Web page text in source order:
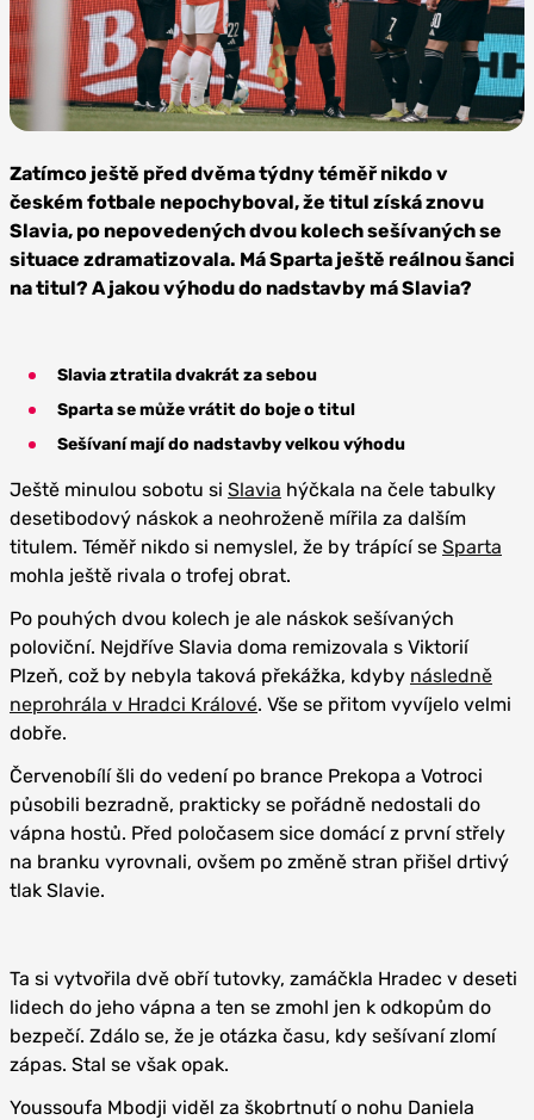
Sparta Praha
Zatímco ještě před dvěma týdny téměř nikdo v
českém fotbale nepochyboval, že titul získá znovu
Slavia, po nepovedených dvou kolech sešívaných se
situace zdramatizovala. Má Sparta ještě reálnou šanci
na titul? A jakou výhodu do nadstavby má Slavia?
Slavia ztratila dvakrát za sebou
Sparta se může vrátit do boje o titul
Sešívaní mají do nadstavby velkou výhodu
Ještě minulou sobotu si Slavia hýčkala na čele tabulky
desetibodový náskok a neohroženě mířila za dalším
titulem. Téměř nikdo si nemyslel, že by trápící se Sparta
mohla ještě rivala o trofej obrat.
Po pouhých dvou kolech je ale náskok sešívaných
poloviční. Nejdříve Slavia doma remizovala s Viktorií
Plzeň, což by nebyla taková překážka, kdyby následně
neprohrála v Hradci Králové. Vše se přitom vyvíjelo velmi
dobře.
Červenobílí šli do vedení po brance Prekopa a Votroci
působili bezradně, prakticky se pořádně nedostali do
vápna hostů. Před poločasem sice domácí z první střely
na branku vyrovnali, ovšem po změně stran přišel drtivý
tlak Slavie.
Ta si vytvořila dvě obří tutovky, zamáčkla Hradec v deseti
lidech do jeho vápna a ten se zmohl jen k odkopům do
bezpečí. Zdálo se, že je otázka času, kdy sešívaní zlomí
zápas. Stal se však opak.
Youssoufa Mbodji viděl za škobrtnutí o nohu Daniela